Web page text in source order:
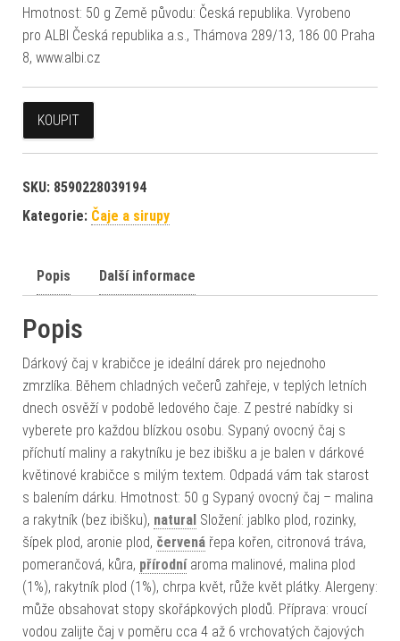
Hmotnost: 50 g Země původu: Česká republika. Vyrobeno
pro ALBI Česká republika a.s., Thámova 289/13, 186 00 Praha
8, www.albi.cz
KOUPIT
SKU: 8590228039194
Kategorie: Čaje a sirupy
Popis Další informace
Popis
Dárkový čaj v krabičce je ideální dárek pro nejednoho
zmrzlíka. Během chladných večerů zahřeje, v teplých letních
dnech osvěží v podobě ledového čaje. Z pestré nabídky si
vyberete pro každou blízkou osobu. Sypaný ovocný čaj s
příchutí maliny a rakytníku je bez ibišku a je balen v dárkové
květinové krabičce s milým textem. Odpadá vám tak starost
s balením dárku. Hmotnost: 50 g Sypaný ovocný čaj – malina
a rakytník (bez ibišku), natural Složení: jablko plod, rozinky,
šípek plod, aronie plod, červená řepa kořen, citronová tráva,
pomerančová, kůra, přírodníaroma malinové, malina plod
(1%), rakytník plod (1%), chrpa květ, růže květ plátky. Alergeny:
může obsahovat stopy skořápkových plodů. Příprava: vroucí
vodou zalijte čaj v poměru cca 4 až 6 vrchovatých čajových